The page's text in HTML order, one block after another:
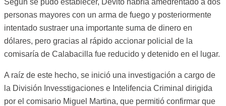
personas mayores con un arma de fuego y posteriormente
intentado sustraer una importante suma de dinero en
dólares, pero gracias al rápido accionar policial de la
comisaría de Calabacilla fue reducido y detenido en el lugar.
A raíz de este hecho, se inició una investigación a cargo de
la División Invesstigaciones e Intelifencia Criminal dirigida
por el comisario Miguel Martina, que permitió confirmar que